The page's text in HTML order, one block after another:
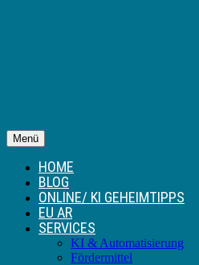
Menü
HOME
BLOG
ONLINE/ KI GEHEIMTIPPS
EU AR
SERVICES
KI & Automatisierung
Fördermittel